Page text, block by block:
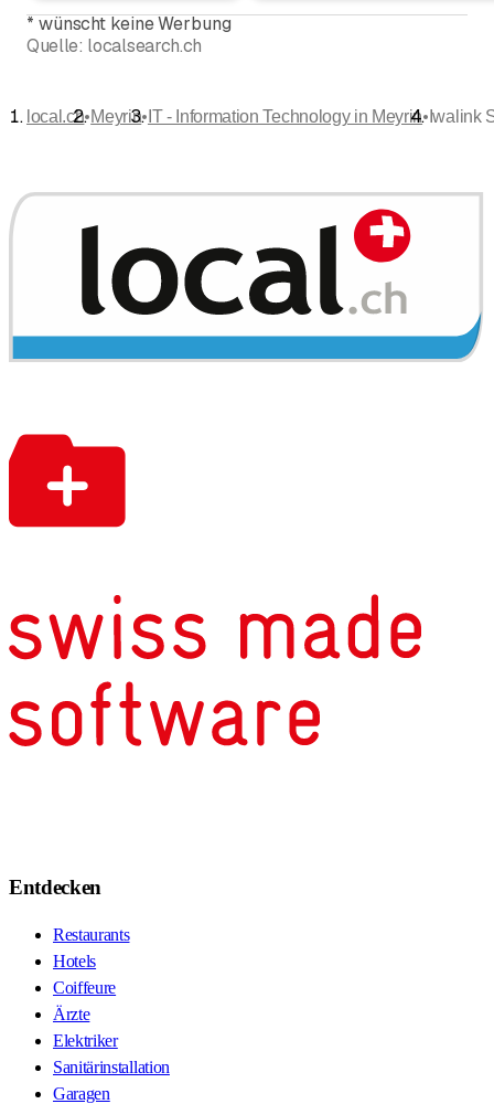
* wünscht keine Werbung
Quelle: localsearch.ch
local.ch•Meyrin• IT - Information Technology in Meyrin• Iwalink
Entdecken
Restaurants
Hotels
Coiffeure
Ärzte
Elektriker
Sanitärinstallation
Garagen